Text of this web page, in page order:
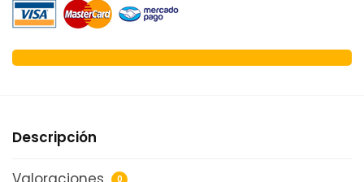
Descripción
0